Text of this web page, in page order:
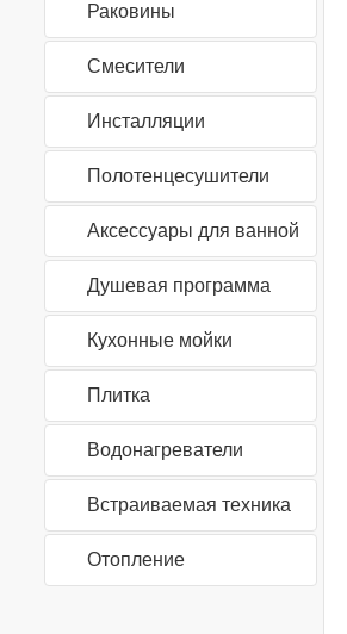
Раковины
Смесители
Инсталляции
Полотенцесушители
Аксессуары для ванной
Душевая программа
Кухонные мойки
Плитка
Водонагреватели
Встраиваемая техника
Отопление